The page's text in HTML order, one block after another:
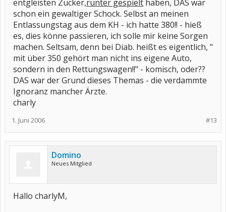
entgleisten Zucker,runter gespielt haben, DAS war
schon ein gewaltiger Schock. Selbst an meinen
Entlassungstag aus dem KH - ich hatte 380!! - hieß
es, dies könne passieren, ich solle mir keine Sorgen
machen. Seltsam, denn bei Diab. heißt es eigentlich, "
mit über 350 gehört man nicht ins eigene Auto,
sondern in den Rettungswagen!!" - komisch, oder??
DAS war der Grund dieses Themas - die verdammte
Ignoranz mancher Ärzte.
charly
#13
1. Juni 2006
Domino
Neues Mitglied
Hallo charlyM,